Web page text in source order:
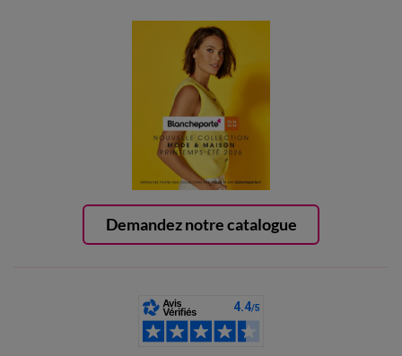
Demandez notre catalogue